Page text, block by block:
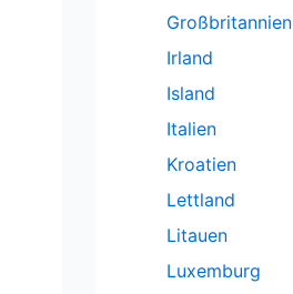
Großbritannien
Irland
Island
Italien
Kroatien
Lettland
Litauen
Luxemburg